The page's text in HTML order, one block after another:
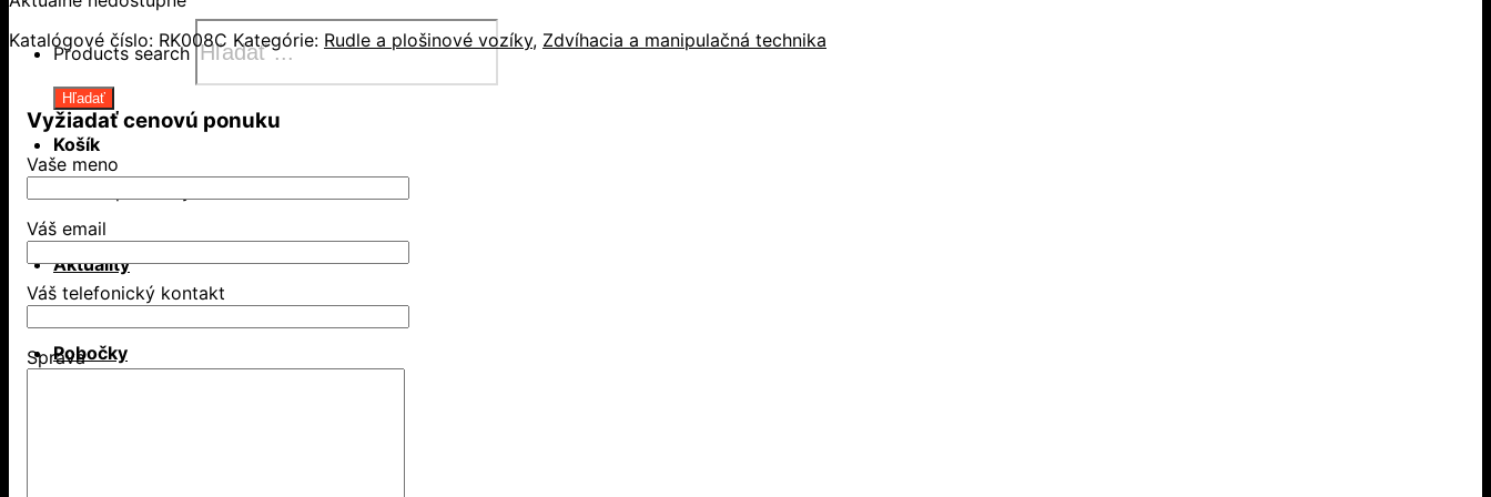
Products search
Hľadať
Košík
Aktuality
Pobočky
Katalógové číslo: RK008C Kategórie: Rudle a plošinové vozíky, Zdvíhacia a manipulačná technika
Vyžiadať cenovú ponuku
Vaše meno
Váš email
Váš telefonický kontakt
Správa